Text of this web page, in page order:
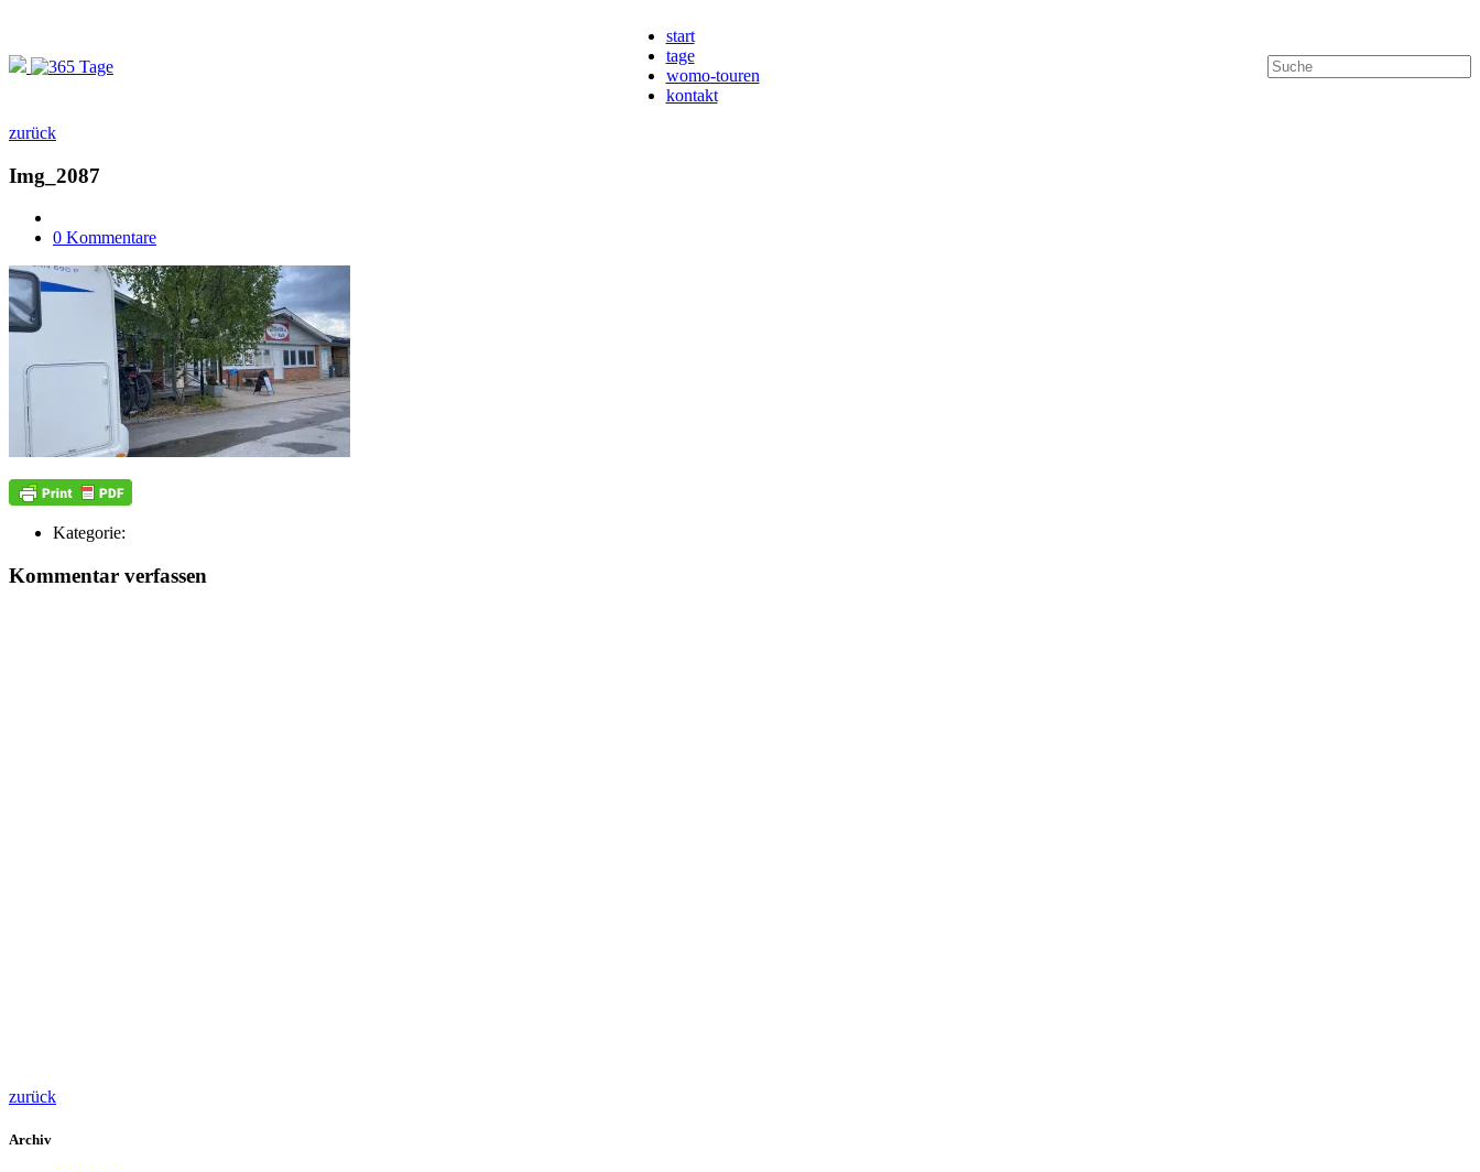
start
tage
womo-touren
kontakt
zurück
Img_2087
0 Kommentare
Kategorie:
Kommentar verfassen
zurück
Archiv